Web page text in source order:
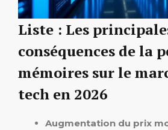
Liste : Les
conséquences de la
mémoires sur le
tech en 2026
Augmentation du prix